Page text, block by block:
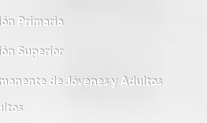
Primaria
Superior
de Jóvenes y Adultos